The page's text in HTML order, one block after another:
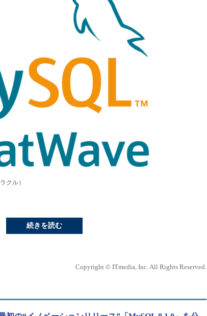
クル）
続きを読む
Copyright © ITmedia, Inc. All Rights Reserved.